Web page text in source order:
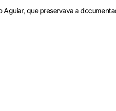
Aguiar, que preservava a